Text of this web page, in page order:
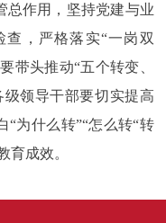
总作用，坚持党建与业
，严格落实“一岗双
带头推动“五个转变、
领导干部要切实提高
为什么转”“怎么转“转
育成效。